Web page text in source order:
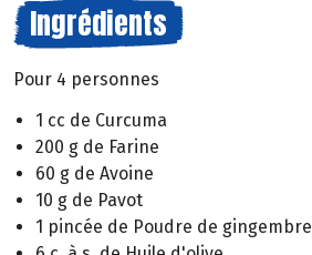
Ingrédients
Pour 4 personnes
1 cc de Curcuma
200 g de Farine
60 g de Avoine
10 g de Pavot
1 pincée de Poudre de gingembre